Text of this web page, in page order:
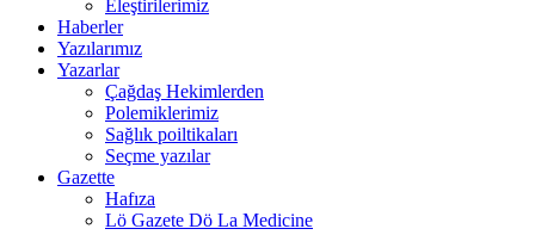
Eleştirilerimiz
Haberler
Yazılarımız
Yazarlar
Çağdaş Hekimlerden
Polemiklerimiz
Sağlık poiltikaları
Seçme yazılar
Gazette
Hafıza
Lö Gazete Dö La Medicine